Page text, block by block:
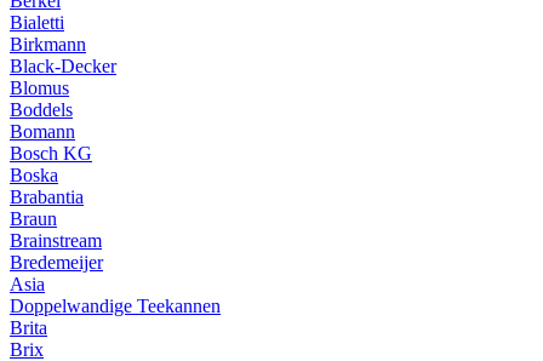
Bialetti
Birkmann
Black-Decker
Blomus
Boddels
Bomann
Bosch KG
Boska
Brabantia
Braun
Brainstream
Bredemeijer
Asia
Doppelwandige Teekannen
Brita
Brix